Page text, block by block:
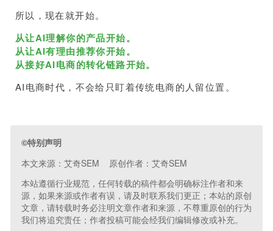
所以，现在就开始。
从让AI理解你的产品开始。
从让AI有理由推荐你开始。
从接好AI电商的转化链路开始。
AI电商时代，不会给只盯着传统电商的人留位置。
©特别声明
本文来源：艾奇SEM 原创作者：艾奇SEM
本站遵循行业规范，任何转载的稿件都会明确标注作者和来
源，如果来源或作者有误，请及时联系我们更正；本站的原创
文章，请转载时务必注明文章作者和来源，不尊重原创的行为
我们将追究责任；作者投稿可能会经我们编辑修改或补充。